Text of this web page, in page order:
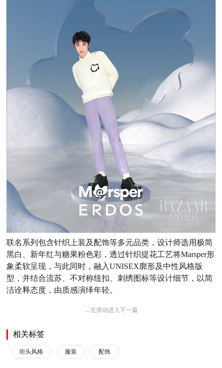
联名系列包含针织上装及配饰等多元品类，设计师选用极简
黑白、新年红与糖果粉色彩，透过针织提花工艺将Marsper形
象柔软呈现，与此同时，融入UNISEX廓形及中性风格版
型，并结合流苏、不对称纽扣、刺绣图标等设计细节，以简
洁诠释态度，由质感演绎年轻。
←左滑动进入下一篇
相关标签
街头风格 服装 配饰